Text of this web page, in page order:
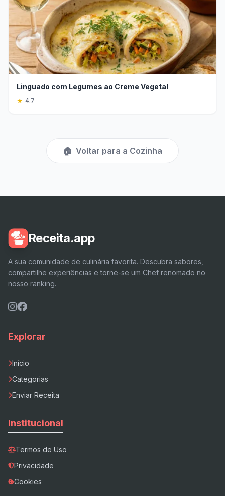
Linguado com Legumes ao Creme Vegetal
★ 4.7
🏠 Voltar para a Cozinha
Receita.app
A sua comunidade de culinária favorita. Descubra sabores,
compartilhe experiências e torne-se um Chef renomado no
nosso ranking.
Explorar
Início
Categorias
Enviar Receita
Institucional
Termos de Uso
Privacidade
Cookies